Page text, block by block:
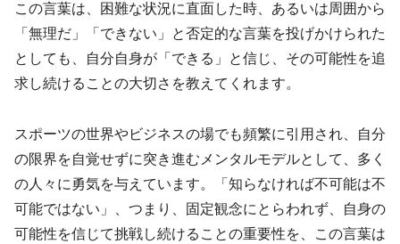
この言葉は、困難な状況に直面した時、あるいは周囲から
「無理だ」「できない」と否定的な言葉を投げかけられた
としても、自分自身が「できる」と信じ、その可能性を追
求し続けることの大切さを教えてくれます。
スポーツの世界やビジネスの場でも頻繁に引用され、自分
の限界を自覚せずに突き進むメンタルモデルとして、多く
の人々に勇気を与えています。「知らなければ不可能は不
可能ではない」、つまり、固定観念にとらわれず、自身の
可能性を信じて挑戦し続けることの重要性を、この言葉は